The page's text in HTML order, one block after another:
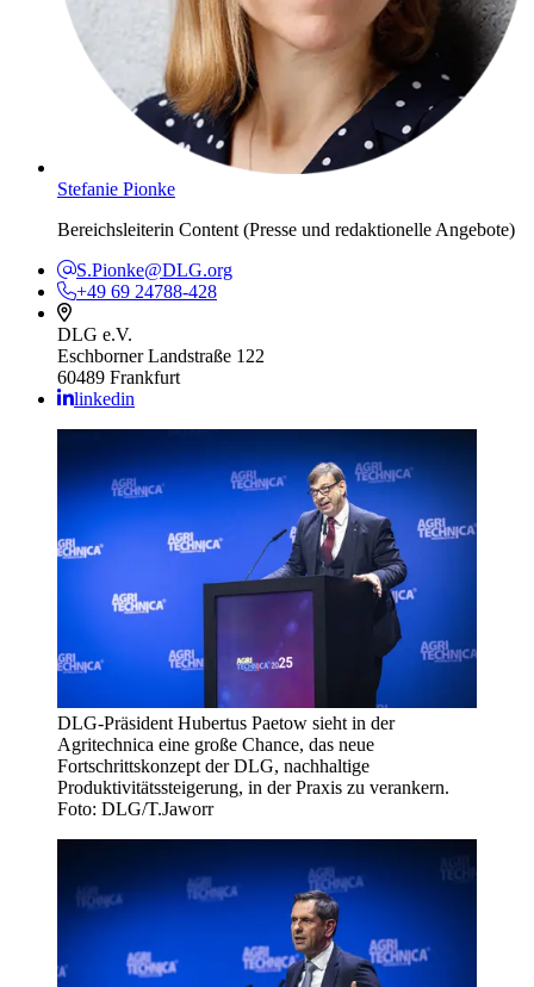
Stefanie Pionke
Bereichsleiterin Content (Presse und redaktionelle Angebote)
S.Pionke@DLG.org
+49 69 24788-428
DLG e.V.
Eschborner Landstraße 122
60489 Frankfurt
linkedin
DLG-Präsident Hubertus Paetow sieht in der
Agritechnica eine große Chance, das neue
Fortschrittskonzept der DLG, nachhaltige
Produktivitätssteigerung, in der Praxis zu verankern.
Foto: DLG/T.Jaworr